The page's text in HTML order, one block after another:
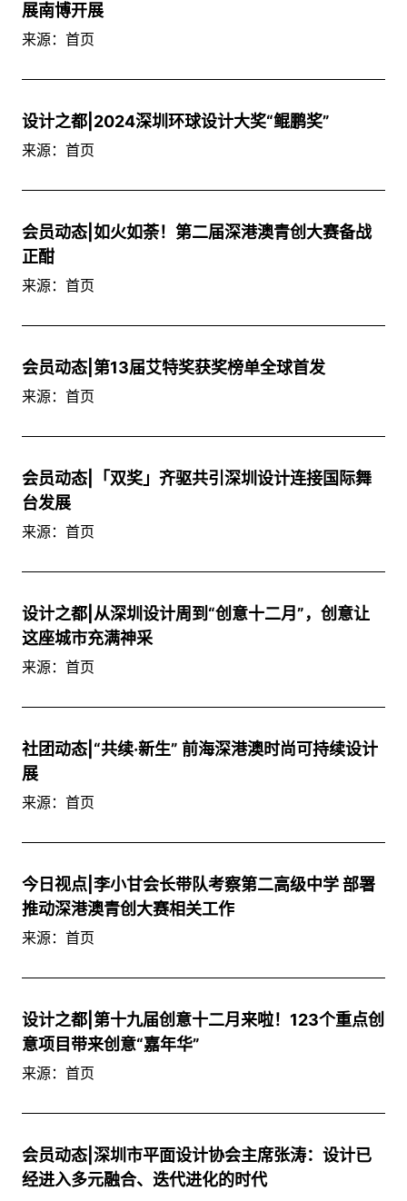
展南博开展
来源：首页
设计之都|2024深圳环球设计大奖“鲲鹏奖”
来源：首页
会员动态|如火如荼！第二届深港澳青创大赛备战
正酣
来源：首页
会员动态|第13届艾特奖获奖榜单全球首发
来源：首页
会员动态|「双奖」齐驱共引深圳设计连接国际舞
台发展
来源：首页
设计之都|从深圳设计周到“创意十二月”，创意让
这座城市充满神采
来源：首页
社团动态|“共续·新生” 前海深港澳时尚可持续设计
展
来源：首页
今日视点|李小甘会长带队考察第二高级中学 部署
推动深港澳青创大赛相关工作
来源：首页
设计之都|第十九届创意十二月来啦！123个重点创
意项目带来创意“嘉年华”
来源：首页
会员动态|深圳市平面设计协会主席张涛：设计已
经进入多元融合、迭代进化的时代